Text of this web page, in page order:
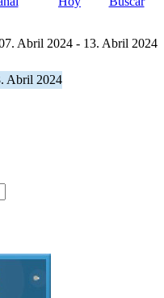
Abril 2024 - 13. Abril 2024
Abril 2024